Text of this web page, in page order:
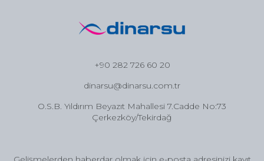
+90 282 726 60 20
dinarsu@dinarsu.com.tr
O.S.B. Yıldırım Beyazıt Mahallesi 7.Cadde No:73
Çerkezköy/Tekirdağ